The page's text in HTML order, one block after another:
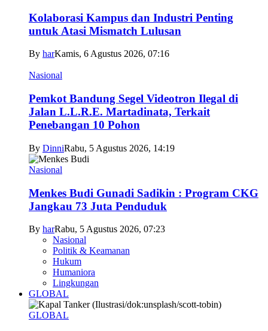
Kolaborasi Kampus dan Industri Penting
untuk Atasi Mismatch Lulusan
By harKamis, 6 Agustus 2026, 07:16
Nasional
Pemkot Bandung Segel Videotron Ilegal di
Jalan L.L.R.E. Martadinata, Terkait
Penebangan 10 Pohon
By DinniRabu, 5 Agustus 2026, 14:19
Nasional
Menkes Budi Gunadi Sadikin : Program CKG
Jangkau 73 Juta Penduduk
By harRabu, 5 Agustus 2026, 07:23
Nasional
Politik & Keamanan
Hukum
Humaniora
Lingkungan
GLOBAL
GLOBAL